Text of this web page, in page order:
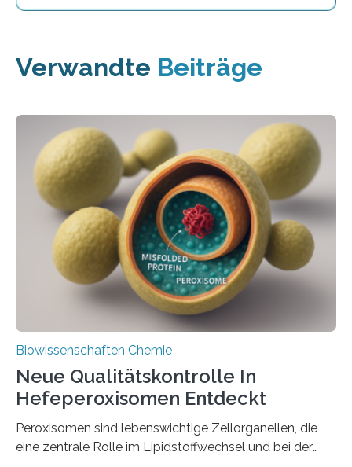
Verwandte Beiträge
Biowissenschaften Chemie
Neue Qualitätskontrolle In
Hefeperoxisomen Entdeckt
Peroxisomen sind lebenswichtige Zellorganellen, die
eine zentrale Rolle im Lipidstoffwechsel und bei der